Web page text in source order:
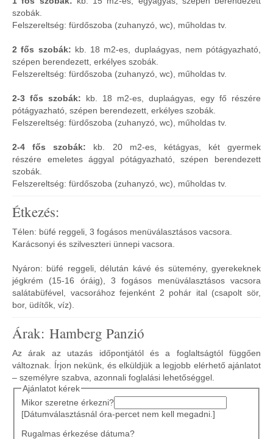
szobák.
Felszereltség: fürdőszoba (zuhanyzó, wc), műholdas tv.
2 fős szobák: kb. 18 m2-es, duplaágyas, nem pótágyazható,
szépen berendezett, erkélyes szobák.
Felszereltség: fürdőszoba (zuhanyzó, wc), műholdas tv.
2-3 fős szobák: kb. 18 m2-es, duplaágyas, egy fő részére
pótágyazható, szépen berendezett, erkélyes szobák.
Felszereltség: fürdőszoba (zuhanyzó, wc), műholdas tv.
2-4 fős szobák: kb. 20 m2-es, kétágyas, két gyermek
részére emeletes ággyal pótágyazható, szépen berendezett
szobák.
Felszereltség: fürdőszoba (zuhanyzó, wc), műholdas tv.
Étkezés:
Télen: büfé reggeli, 3 fogásos menüválasztásos vacsora.
Karácsonyi és szilveszteri ünnepi vacsora.
Nyáron: büfé reggeli, délután kávé és sütemény, gyerekeknek
jégkrém (15-16 óráig), 3 fogásos menüválasztásos vacsora
salátabüfével, vacsorához fejenként 2 pohár ital (csapolt sör,
bor, üdítők, víz).
Árak: Hamberg Panzió
Az árak az utazás időpontjától és a foglaltságtól függően
változnak. Írjon nekünk, és elküldjük a legjobb elérhető ajánlatot
– személyre szabva, azonnali foglalási lehetőséggel.
Ajánlatot kérek
Mikor szeretne érkezni?
[Dátumválasztásnál óra-percet nem kell megadni.]
Rugalmas érkezése dátuma?